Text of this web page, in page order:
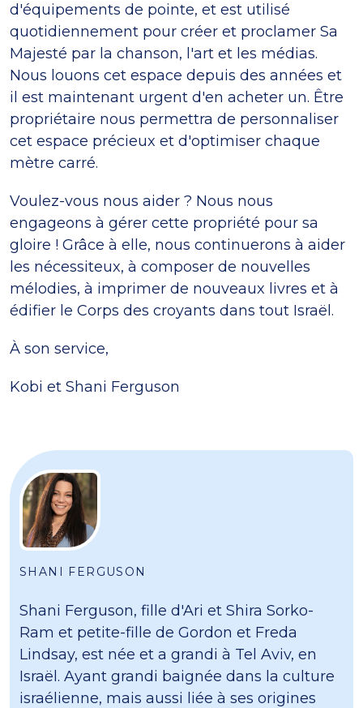
d'équipements de pointe, et est utilisé
quotidiennement pour créer et proclamer Sa
Majesté par la chanson, l'art et les médias.
Nous louons cet espace depuis des années et
il est maintenant urgent d'en acheter un. Être
propriétaire nous permettra de personnaliser
cet espace précieux et d'optimiser chaque
mètre carré.
Voulez-vous nous aider ? Nous nous
engageons à gérer cette propriété pour sa
gloire ! Grâce à elle, nous continuerons à aider
les nécessiteux, à composer de nouvelles
mélodies, à imprimer de nouveaux livres et à
édifier le Corps des croyants dans tout Israël.
À son service,
Kobi et Shani Ferguson
SHANI FERGUSON
Shani Ferguson, fille d'Ari et Shira Sorko-
Ram et petite-fille de Gordon et Freda
Lindsay, est née et a grandi à Tel Aviv, en
Israël. Ayant grandi baignée dans la culture
israélienne, mais aussi liée à ses origines